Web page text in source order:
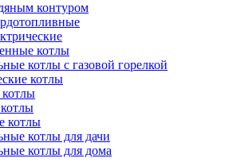
контуром
котлы
котлы с газовой горелкой
котлы
котлы
котлы для дачи
котлы для дома